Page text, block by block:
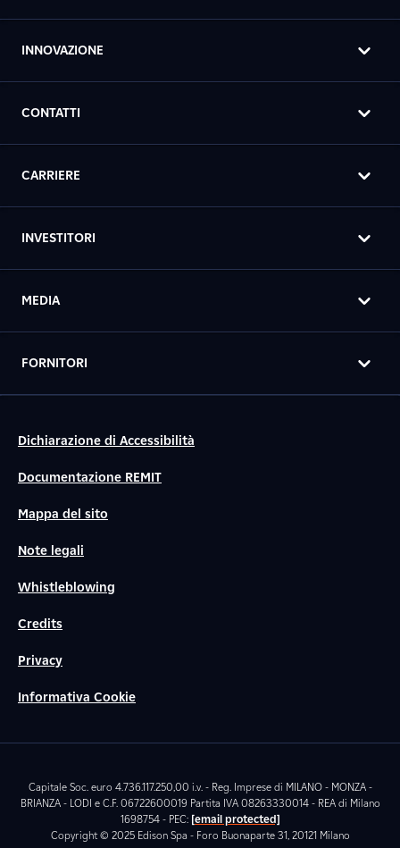
INNOVAZIONE
CONTATTI
CARRIERE
INVESTITORI
MEDIA
FORNITORI
Dichiarazione di Accessibilità
Documentazione REMIT
Mappa del sito
Note legali
Whistleblowing
Credits
Privacy
Informativa Cookie
Capitale Soc. euro 4.736.117.250,00 i.v. - Reg. Imprese di MILANO - MONZA -
BRIANZA - LODI e C.F. 06722600019 Partita IVA 08263330014 - REA di Milano
1698754 - PEC: [email protected]
Copyright © 2025 Edison Spa - Foro Buonaparte 31, 20121 Milano